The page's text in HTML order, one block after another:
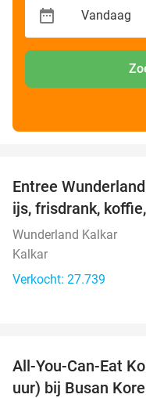
Entree
ijs, frisdrank,
Wunderland Kalkar
Kalkar
Verkocht: 27.739
All-You-Can-Eat
uur) bij Busan